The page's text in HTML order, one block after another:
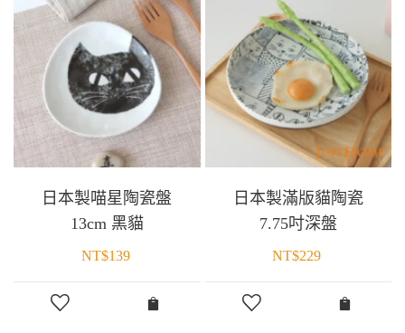
日本製喵星陶瓷盤
13cm 黑貓
NT$139
日本製滿版貓陶瓷
7.75吋深盤
NT$229